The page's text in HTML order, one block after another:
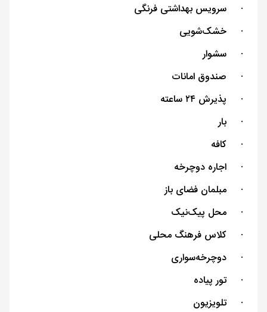
·
سرویس بهداشتی فرنگی
·
خشک‌شویی
·
سشوار
·
صندوق امانات
·
پذیرش ۲۴ ساعته
·
بار
·
کافه
·
اجاره دوچرخه
·
مبلمان فضای باز
·
محل پیک‌نیک
·
کلاس فرهنگ محلی
·
دوچرخه‌سواری
·
تور پیاده
·
تلویزیون